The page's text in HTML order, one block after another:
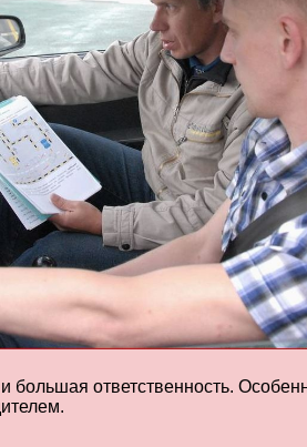
ответственность.